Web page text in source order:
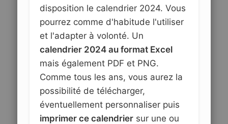
disposition le calendrier 2024. Vous
pourrez comme d'habitude l'utiliser
et l'adapter à volonté. Un
calendrier 2024 au format Excel
mais également PDF et PNG.
Comme tous les ans, vous aurez la
possibilité de télécharger,
éventuellement personnaliser puis
imprimer ce calendrier sur une ou